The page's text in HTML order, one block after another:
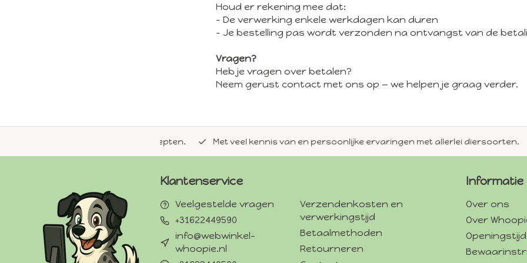
Houd er rekening mee dat:
- De verwerking enkele werkdagen kan duren
- Je bestelling pas wordt verzonden na ontvangst van de
Vragen?
Heb je vragen over betalen?
Neem gerust contact met ons op — we helpen je graag verder.
Met veel kennis van en persoonlijke ervaringen met allerlei diersoorten.
Klantenservice
Veelgestelde vragen
+31622449590
info@webwinkel-
whoopie.nl
Verzendenkosten en
verwerkingstijd
Betaalmethoden
Retourneren
Informatie
Over ons
Over